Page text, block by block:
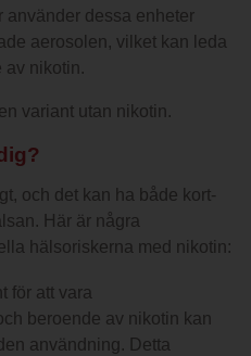
använder dessa enheter
aerosolen, vilket kan leda
av nikotin.
variant utan nikotin.
och det kan ha både kort-
Här är några
hälsoriskerna med nikotin:
för att vara
beroende av nikotin kan
användning. Detta